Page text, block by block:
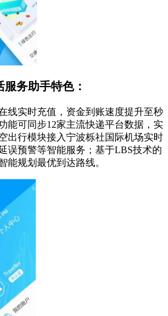
务助手特色：
线实时充值，资金到账速度提升至秒
能可同步12家主流快递平台数据，实
出行模块接入宁波栎社国际机场实时
误预警等智能服务；基于LBS技术的
能规划最优到达路线。